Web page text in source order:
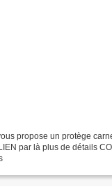
propose un protège
par là plus de détails